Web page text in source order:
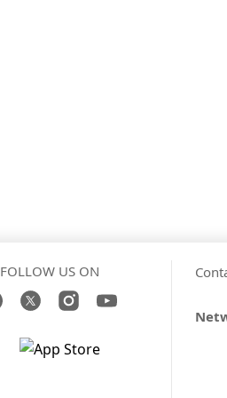
FOLLOW US ON